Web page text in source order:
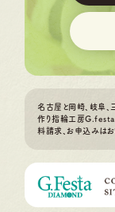
名古屋と岡崎、岐阜
作り指輪工房G.festa
料請求、お申込みはお